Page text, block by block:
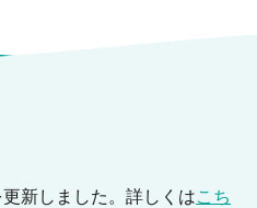
新しました。詳しくはこち